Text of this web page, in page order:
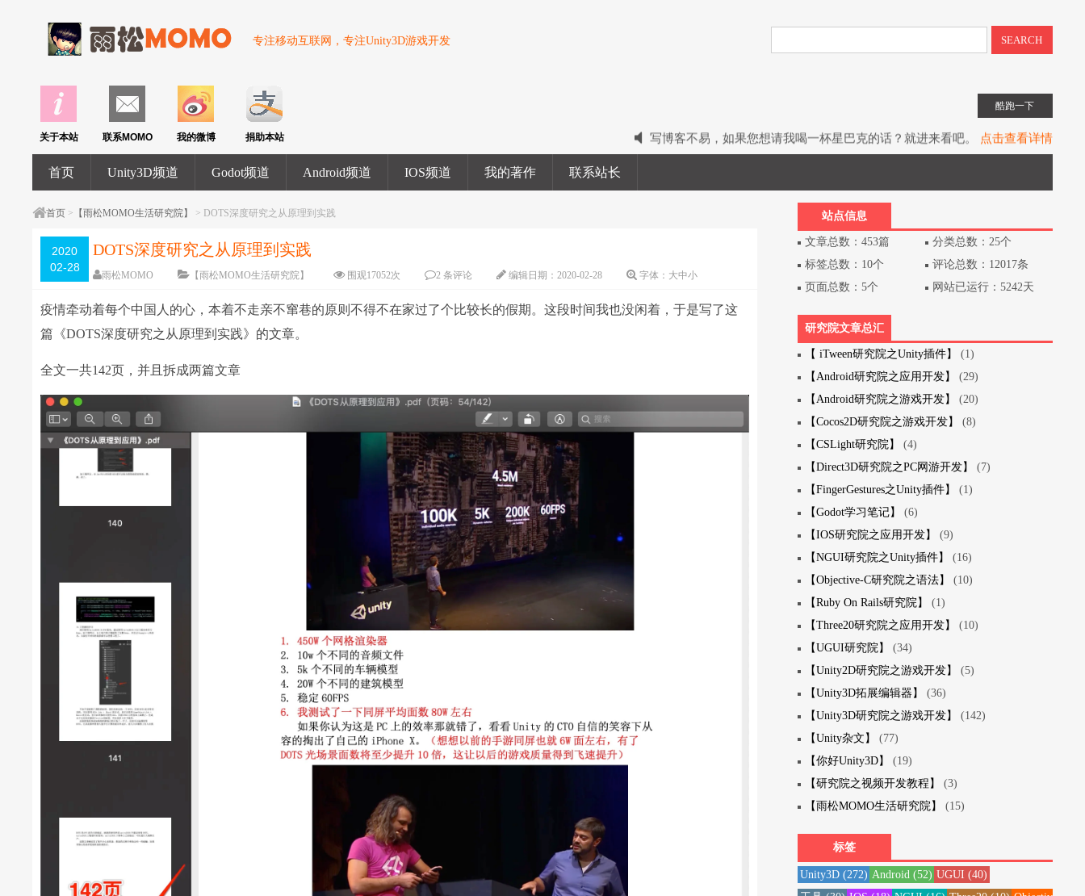
专注移动互联网，专注Unity3D游戏开发 SEARCH
酷跑一下
写博客不易，如果您想请我喝一杯星巴克的话？就进来看吧。
点击查看详情
2022我的电子书教程《UIToolkit下一代UI系统》全网上架。点击查看详情
关于本站 联系MOMO 我的微博 捐助本站
首页 Unity3D频道 Godot频道 Android频道 IOS频道 我的著作 联系站长
首页 > 【雨松MOMO生活研究院】 > DOTS深度研究之从原理到实践
2020
02-28
DOTS深度研究之从原理到实践
雨松MOMO 【雨松MOMO生活研究院】 围观17052次 2 条评论 编辑日期：2020-02-28 字体： 大中小
疫情牵动着每个中国人的心，本着不走亲不窜巷的原则不得不在家过了个比较长的假期。这段时间我也没闲着，于是写了这
篇《DOTS深度研究之从原理到实践》的文章。
全文一共142页，并且拆成两篇文章
站点信息
文章总数：453篇
分类总数：25个
标签总数：10个
评论总数：12017条
页面总数：5个
网站已运行：5242天
研究院文章总汇
【 iTween研究院之Unity插件】
(1)
【Android研究院之应用开发】
(29)
【Android研究院之游戏开发】
(20)
【Cocos2D研究院之游戏开发】
(8)
【CSLight研究院】
(4)
【Direct3D研究院之PC网游开发】
(7)
【FingerGestures之Unity插件】
(1)
【Godot学习笔记】
(6)
【IOS研究院之应用开发】
(9)
【NGUI研究院之Unity插件】
(16)
【Objective-C研究院之语法】
(10)
【Ruby On Rails研究院】
(1)
【Three20研究院之应用开发】
(10)
【UGUI研究院】
(34)
【Unity2D研究院之游戏开发】
(5)
【Unity3D拓展编辑器】
(36)
【Unity3D研究院之游戏开发】
(142)
【Unity杂文】
(77)
【你好Unity3D】
(19)
【研究院之视频开发教程】
(3)
【雨松MOMO生活研究院】
(15)
标签
Unity3D(272) Android(52) UGUI (40)